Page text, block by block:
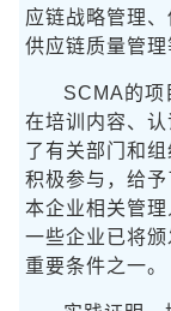
应链战略管理
供应链质量管理
SCMA的项
在培训内容、
了有关部门和
积极参与，给
本企业相关管理
一些企业已将
重要条件之一。